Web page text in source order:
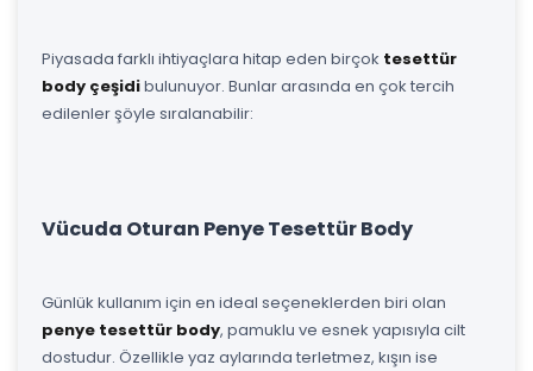
Piyasada farklı ihtiyaçlara hitap eden birçok tesettür
body çeşidibulunuyor. Bunlar arasında en çok tercih
edilenler şöyle sıralanabilir:
Vücuda Oturan Penye Tesettür Body
Günlük kullanım için en ideal seçeneklerden biri olan
penye tesettür body, pamuklu ve esnek yapısıyla cilt
dostudur. Özellikle yaz aylarında terletmez, kışın ise